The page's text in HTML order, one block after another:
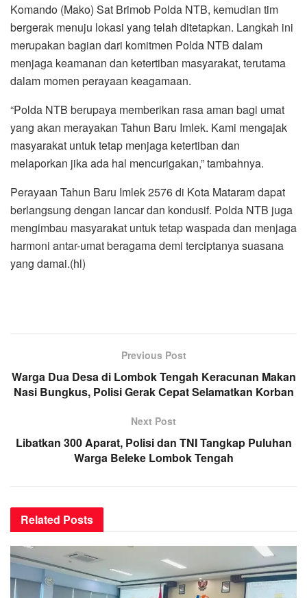
Komando (Mako) Sat Brimob Polda NTB, kemudian tim
bergerak menuju lokasi yang telah ditetapkan. Langkah ini
merupakan bagian dari komitmen Polda NTB dalam
menjaga keamanan dan ketertiban masyarakat, terutama
dalam momen perayaan keagamaan.
“Polda NTB berupaya memberikan rasa aman bagi umat
yang akan merayakan Tahun Baru Imlek. Kami mengajak
masyarakat untuk tetap menjaga ketertiban dan
melaporkan jika ada hal mencurigakan,” tambahnya.
Perayaan Tahun Baru Imlek 2576 di Kota Mataram dapat
berlangsung dengan lancar dan kondusif. Polda NTB juga
mengimbau masyarakat untuk tetap waspada dan menjaga
harmoni antar-umat beragama demi terciptanya suasana
yang damai.(hl)
Previous Post
Warga Dua Desa di Lombok Tengah Keracunan Makan
Nasi Bungkus, Polisi Gerak Cepat Selamatkan Korban
Next Post
Libatkan 300 Aparat, Polisi dan TNI Tangkap Puluhan
Warga Beleke Lombok Tengah
Related Posts